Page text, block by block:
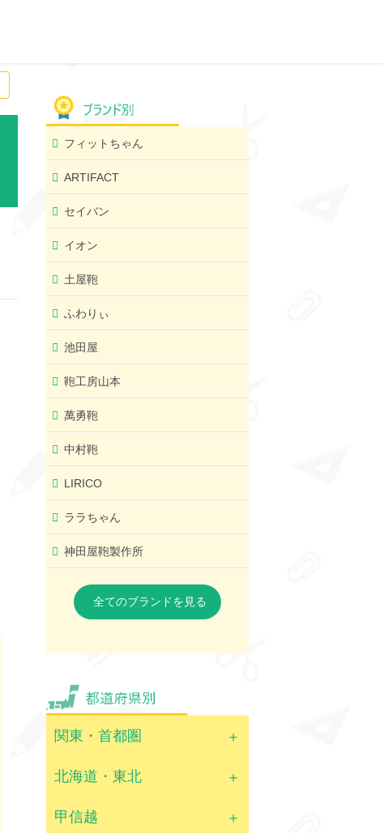
フィットちゃん
ARTIFACT
セイバン
イオン
土屋鞄
ふわりぃ
池田屋
鞄工房山本
萬勇鞄
中村鞄
LIRICO
ララちゃん
神田屋鞄製作所
全てのブランドを見る
関東・首都圏
北海道・東北
甲信越